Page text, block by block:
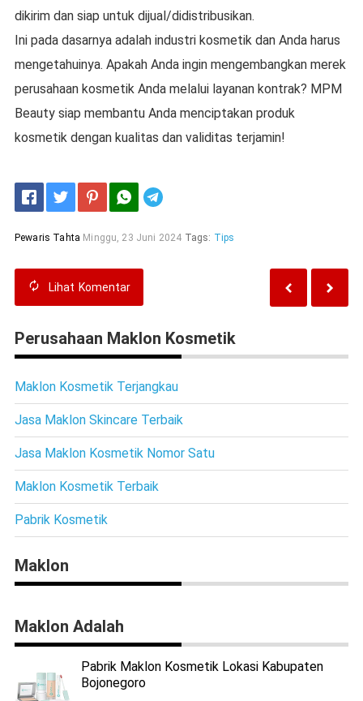
dikirim dan siap untuk dijual/didistribusikan.
Ini pada dasarnya adalah industri kosmetik dan Anda harus
mengetahuinya. Apakah Anda ingin mengembangkan merek
perusahaan kosmetik Anda melalui layanan kontrak? MPM
Beauty siap membantu Anda menciptakan produk
kosmetik dengan kualitas dan validitas terjamin!
Pewaris Tahta Minggu, 23 Juni 2024 Tags: Tips
Lihat Komentar
Perusahaan Maklon Kosmetik
Maklon Kosmetik Terjangkau
Jasa Maklon Skincare Terbaik
Jasa Maklon Kosmetik Nomor Satu
Maklon Kosmetik Terbaik
Pabrik Kosmetik
Maklon
Maklon Adalah
Pabrik Maklon Kosmetik Lokasi Kabupaten
Bojonegoro